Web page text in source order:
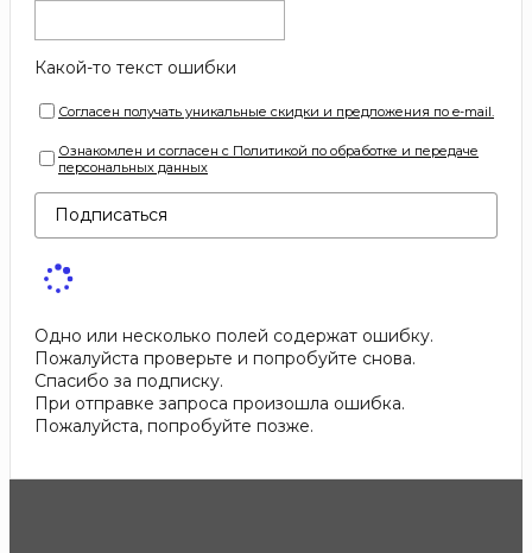
Какой-то текст ошибки
Согласен получать уникальные скидки и предложения по e-mail.
Ознакомлен и согласен с Политикой по обработке и передаче
персональных данных
Подписаться
Одно или несколько полей содержат ошибку.
Пожалуйста проверьте и попробуйте снова.
Спасибо за подписку.
При отправке запроса произошла ошибка.
Пожалуйста, попробуйте позже.